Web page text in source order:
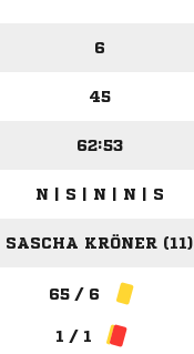
6
45
62:53
N | S | N | N | S
SASCHA KRÖNER (11)
65 / 6
1 / 1